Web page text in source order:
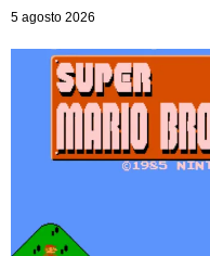
5 agosto 2026